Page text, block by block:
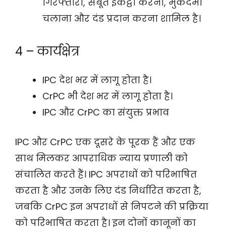
चलाना और दंड प्रदान करना शामिल है।
4 – कार्यक्षेत्र
IPC देश भर में लागू होता है।
CrPC भी देश भर में लागू होता है।
IPC और CrPC का संयुक्त प्रभाव
IPC और CrPC एक दूसरे के पूरक हैं और एक
साथ मिलकर आपराधिक न्याय प्रणाली को
संचालित करते हैं। IPC अपराधों को परिभाषित
करता है और उनके लिए दंड निर्धारित करता है,
जबकि CrPC इन अपराधों से निपटने की प्रक्रिया
को परिभाषित करता है। इन दोनों कानूनों का